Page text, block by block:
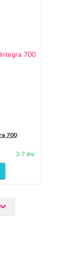
700
3-7 dní